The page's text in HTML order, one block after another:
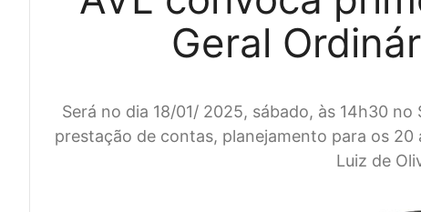
Geral
Será no dia 18/01/ 2025, sábado, às 14h30
prestação de contas, planejamento para os 20
Luiz de